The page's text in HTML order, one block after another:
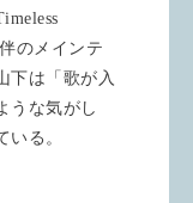
のメインテ
下は「歌が入
うな気がし
る。